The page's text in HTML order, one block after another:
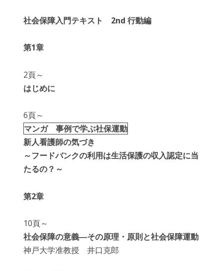
社会保障入門テキスト 2nd 行動編
第1章
2頁～
はじめに
6頁～
マンガ 事例で学ぶ社保運動
新人看護師の気づき
～フードバンクの利用は生活保護の収入認定に当
たるの？～
第2章
10頁～
社会保障の意義―その原理・原則と社会保障運動
神戸大学准教授 井口克郎